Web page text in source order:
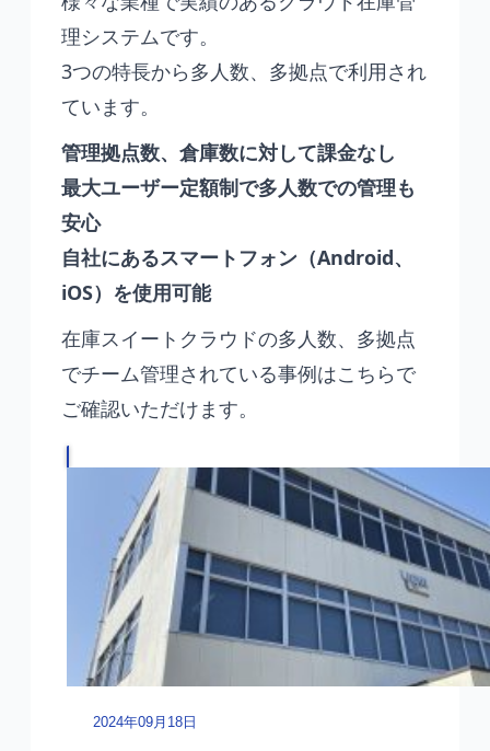
理システムです。
3つの特長から多人数、多拠点で利用され
ています。
管理拠点数、倉庫数に対して課金なし
最大ユーザー定額制で多人数での管理も
安心
自社にあるスマートフォン（Android、
iOS）を使用可能
在庫スイートクラウドの多人数、多拠点
でチーム管理されている事例はこちらで
ご確認いただけます。